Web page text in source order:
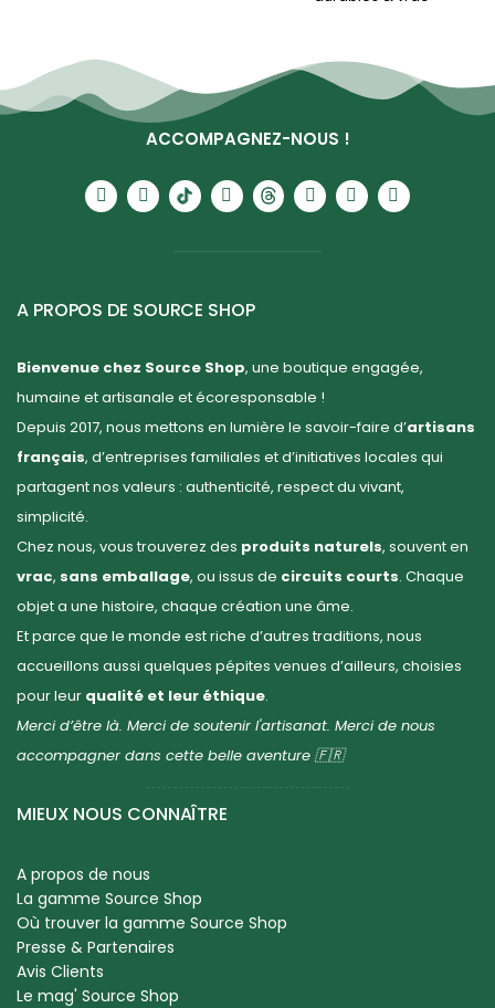
ACCOMPAGNEZ-NOUS !
A PROPOS DE SOURCE SHOP
Bienvenue chez Source Shop, une boutique engagée,
humaine et artisanale et écoresponsable !
Depuis 2017, nous mettons en lumière le savoir-faire d’artisans
français, d’entreprises familiales et d’initiatives locales qui
partagent nos valeurs : authenticité, respect du vivant,
simplicité.
Chez nous, vous trouverez des produits naturels, souvent en
vrac, sans emballage, ou issus de circuits courts. Chaque
objet a une histoire, chaque création une âme.
Et parce que le monde est riche d’autres traditions, nous
accueillons aussi quelques pépites venues d’ailleurs, choisies
pour leur qualité et leur éthique.
Merci d’être là. Merci de soutenir l'artisanat. Merci de nous
accompagner dans cette belle aventure 🇫🇷
MIEUX NOUS CONNAÎTRE
A propos de nous
La gamme Source Shop
Où trouver la gamme Source Shop
Presse & Partenaires
Avis Clients
Le mag' Source Shop